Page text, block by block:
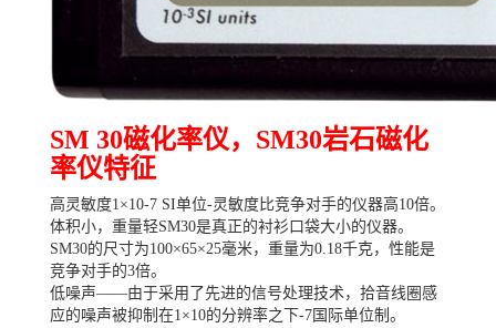
SM 30磁化率仪，SM30岩石磁化
率仪特征
高灵敏度1×10-7 SI单位-灵敏度比竞争对手的仪器高10倍。
体积小，重量轻SM30是真正的衬衫口袋大小的仪器。
SM30的尺寸为100×65×25毫米，重量为0.18千克，性能是
竞争对手的3倍。
低噪声——由于采用了先进的信号处理技术，拾音线圈感
应的噪声被抑制在1×10的分辨率之下-7国际单位制。